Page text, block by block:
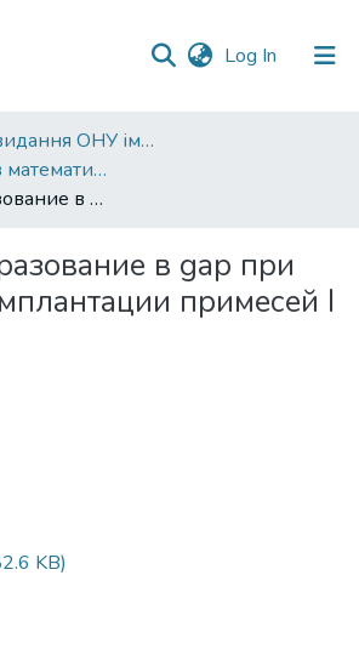
Log In (current)
Наукові видання ОНУ імені І. І. Мечникова
Дослiдження в математицi i механiцi
Дефектообразование в gap при лазерной имплантации примесей I и IIІ групп
в gap при
примесей I
KB)